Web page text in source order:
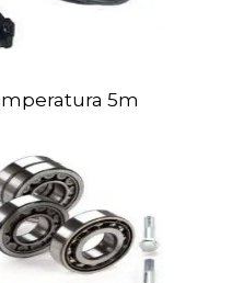
5m